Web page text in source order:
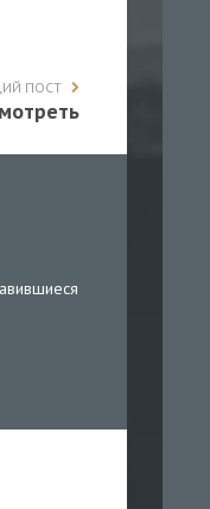
ПОСТ